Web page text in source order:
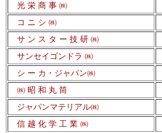
光 栄 商 事 ㈱
コ ニ シ ㈱
サ ン ス タ ー 技 研 ㈱
サンセイゴンドラ ㈱
シ ー カ・ジャパン㈱
㈱ 昭 和 丸 筒
ジャパンマテリアル㈱
信 越 化 学 工 業 ㈱